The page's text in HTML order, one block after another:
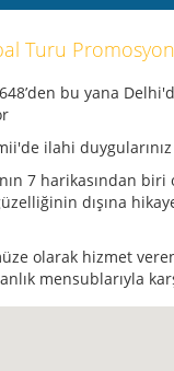
Turu
bu yana
ilahi duygularınız
7 harikasından biri
dışına
olarak hizmet
mensublarıyla